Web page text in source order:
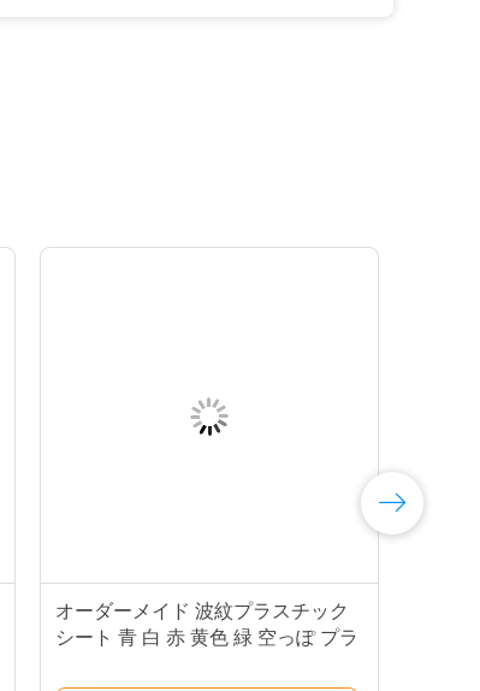
オーダーメイド 波紋プラスチック
シート 青 白 赤 黄色 緑 空っぽ プラ